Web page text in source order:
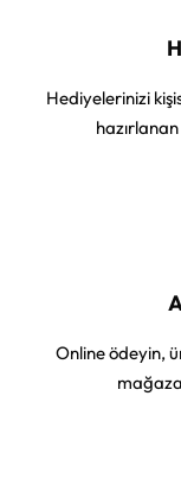
Hediyelerinizi
Online ödeyin,